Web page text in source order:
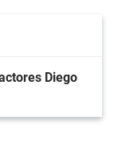
Diego